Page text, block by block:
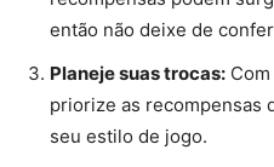
então não deixe de
Planeje suas trocas:
priorize as recompensas
seu estilo de jogo.